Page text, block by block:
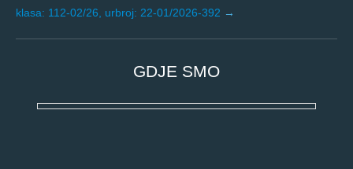
klasa: 112-02/26, urbroj: 22-01/2026-392
GDJE SMO